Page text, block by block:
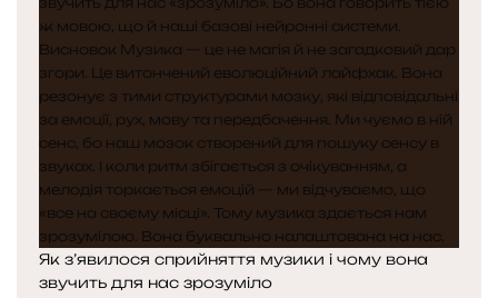
Як з’явилося сприйняття музики і чому вона
звучить для нас зрозуміло